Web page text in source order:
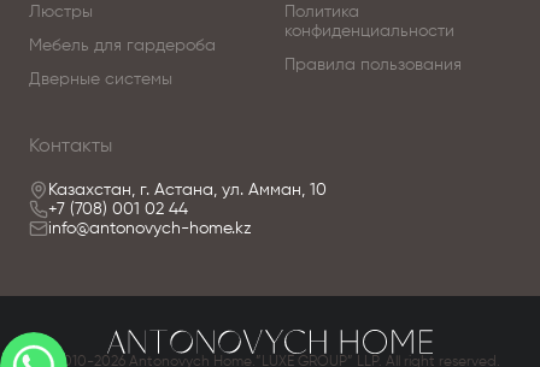
Люстры
Мебель для гардероба
Дверные системы
Политика
конфиденциальности
Правила пользования
Контакты
Казахстан, г. Астана, ул. Амман, 10
+7 (708) 001 02 44
info@antonovych-home.kz
© 2010-2026 Antonovych Home.”LUXE GROUP” LLP. All right reserved.